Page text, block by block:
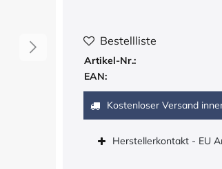
Bestellliste
Artikel-Nr.:
EAN:
Kostenloser Versand
Herstellerkontakt - EU